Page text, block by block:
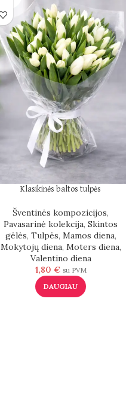
Klasikinės baltos tulpės
Šventinės kompozicijos,
Pavasarinė kolekcija, Skintos
gėlės, Tulpės, Mamos diena,
Mokytojų diena, Moters diena,
Valentino diena
1,80 € su PVM
DAUGIAU